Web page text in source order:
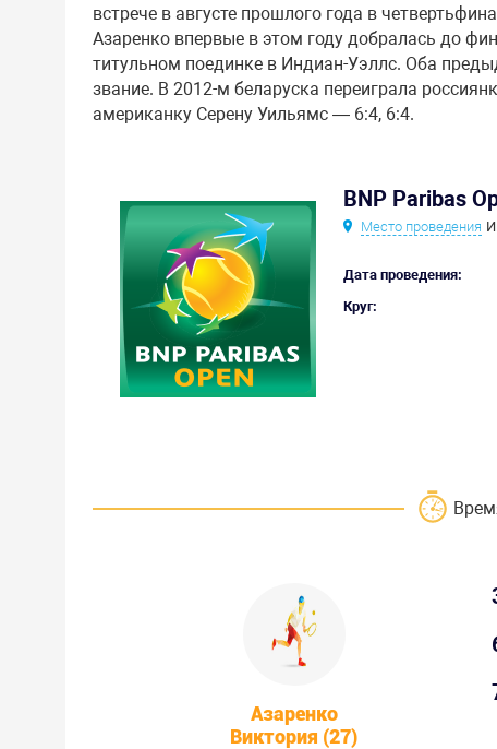
встрече в августе прошлого года в
Азаренко впервые в этом году добралась до
титульном поединке в Индиан-Уэллс. Оба
звание. В 2012-м беларуска переиграла
американку Серену Уильямс — 6:4, 6:4.
BNP Paribas
Место проведения
Дата проведения:
Круг:
Азаренко
Виктория (27)